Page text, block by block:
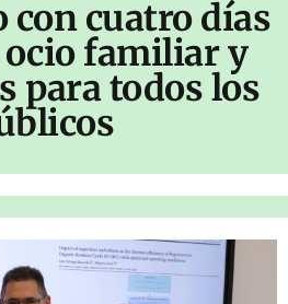
cuatro días
ocio familiar y
para todos los